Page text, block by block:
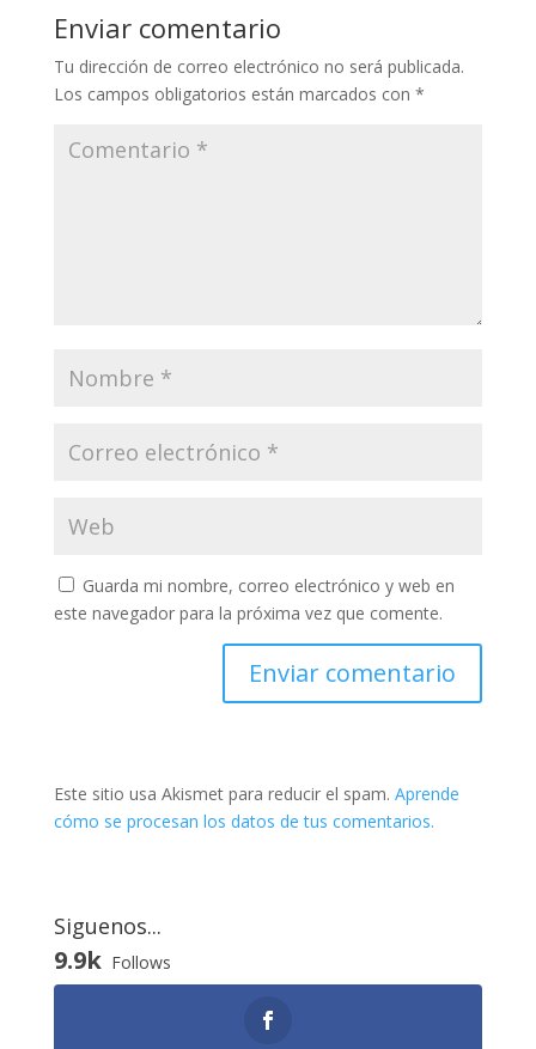
Enviar comentario
Tu dirección de correo electrónico no será publicada.
Los campos obligatorios están marcados con *
Guarda mi nombre, correo electrónico y web en
este navegador para la próxima vez que comente.
Este sitio usa Akismet para reducir el spam. Aprende
cómo se procesan los datos de tus comentarios.
Siguenos...
9.9k Follows